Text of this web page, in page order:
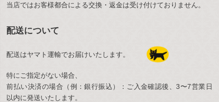
当店ではお客様都合による交換・返金は受け付けておりません。
配送について
配送はヤマト運輸でお届けいたします。
特にご指定がない場合、
前払い決済の場合（例：銀行振込）：ご入金確認後、3〜7営業日
以内に発送いたします。